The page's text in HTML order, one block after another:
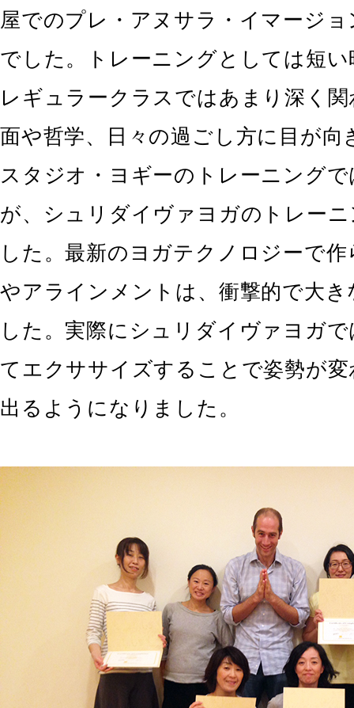
屋でのプレ・アヌサラ・イマージ
でした。トレーニングとしては短
レギュラークラスではあまり深く
面や哲学、日々の過ごし方に目が向
スタジオ・ヨギーのトレーニング
が、シュリダイヴァヨガのトレー
した。最新のヨガテクノロジーで
やアラインメントは、衝撃的で大
した。実際にシュリダイヴァヨガ
てエクササイズすることで姿勢が
出るようになりました。